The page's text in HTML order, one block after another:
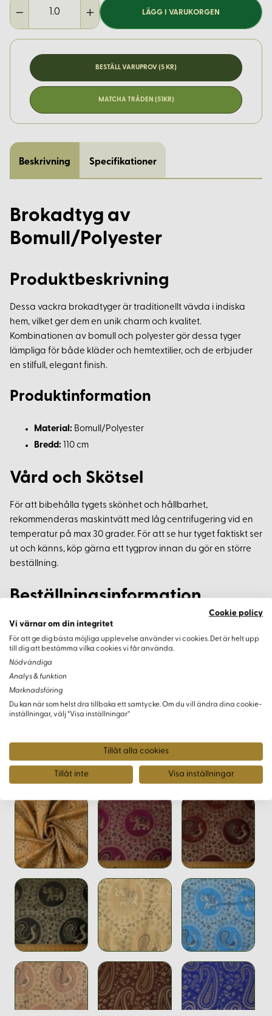
LÄGG I VARUKORGEN
BESTÄLL VARUPROV (5 KR)
MATCHA TRÅDEN (51KR)
Beskrivning Specifikationer
Brokadtyg av
Bomull/Polyester
Produktbeskrivning
Dessa vackra brokadtyger är traditionellt vävda i indiska
hem, vilket ger dem en unik charm och kvalitet.
Kombinationen av bomull och polyester gör dessa tyger
lämpliga för både kläder och hemtextilier, och de erbjuder
en stilfull, elegant finish.
Produktinformation
Material: Bomull/Polyester
Bredd: 110 cm
Vård och Skötsel
För att bibehålla tygets skönhet och hållbarhet,
rekommenderas maskintvätt med låg centrifugering vid en
temperatur på max 30 grader. För att se hur tyget faktiskt ser
ut och känns, köp gärna ett tygprov innan du gör en större
beställning.
Beställningsinformation
Minsta köp av dessa brokadtyger är 0,3 meter.
Varianter
Cookie policy
Vi värnar om din integritet
För att ge dig bästa möjliga upplevelse använder vi cookies. Det är helt upp
till dig att bestämma vilka cookies vi får använda.
Nödvändiga
Analys & funktion
Marknadsföring
Du kan när som helst dra tillbaka ett samtycke. Om du vill ändra dina cookie-
inställningar, välj “Visa inställningar”
Tillåt alla cookies
Tillåt inte Visa inställningar